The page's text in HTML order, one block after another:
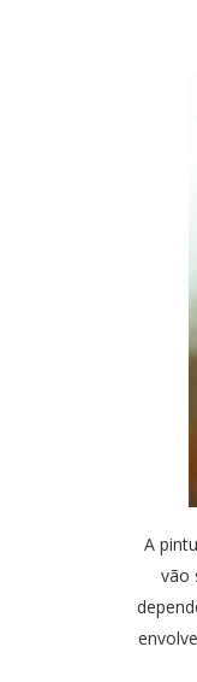
A
vão